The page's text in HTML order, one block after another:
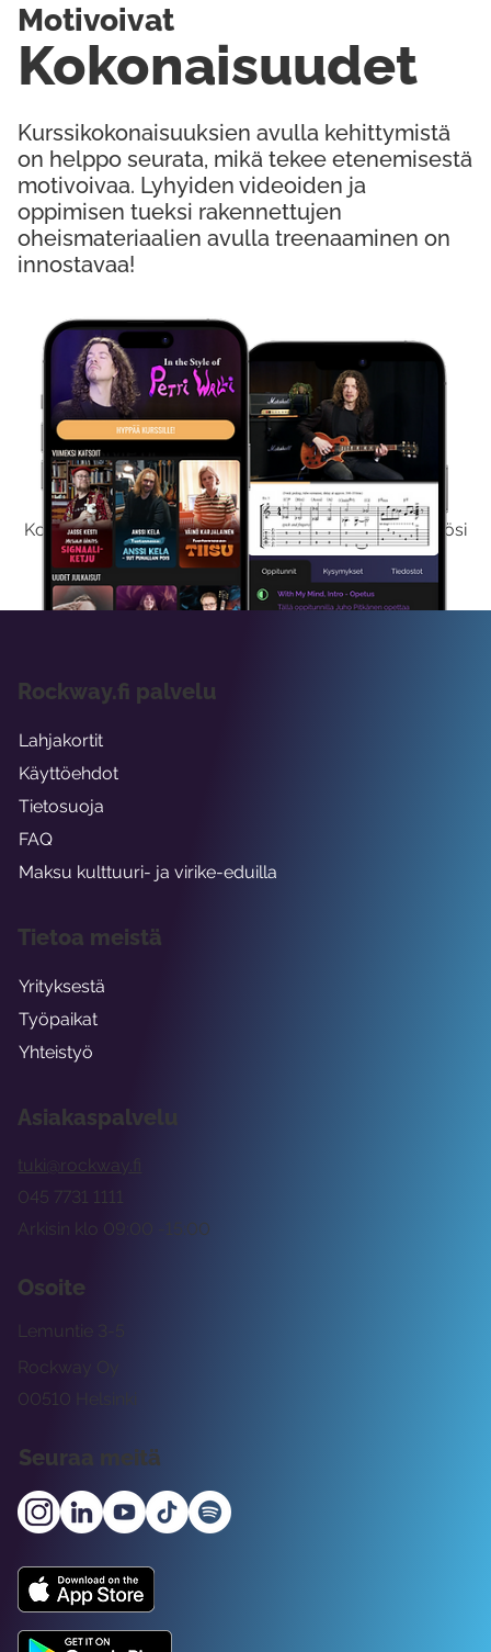
Kokeile Ilmaiseksi
Kokeilemalla ilmaiseksi saat koko sisältömme käyttöösi
viikon ajaksi.
Kurssikokonaisuuksien avulla kehittymistä
on helppo seurata, mikä tekee etenemisestä
motivoivaa. Lyhyiden videoiden ja
oppimisen tueksi rakennettujen
oheismateriaalien avulla treenaaminen on
innostavaa!
Kokonaisuudet
Motivoivat
Asiakaspalvelu
tuki@rockway.fi
Arkisin klo 09:00 -15:00
045 7731 1111
Osoite
Rockway Oy
Lemuntie 3-5
00510 Helsinki
Seuraa meitä
Rockway.fi palvelu
Lahjakortit
Käyttöehdot
Tietosuoja
FAQ
Maksu kulttuuri- ja virike-eduilla
Tietoa meistä
Yrityksestä
Työpaikat
Yhteistyö